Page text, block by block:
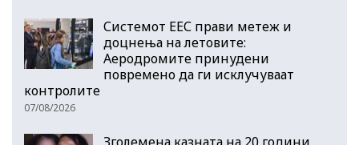
Системот ЕЕС прави метеж и
доцнења на летовите:
Аеродромите принудени
повремено да ги исклучуваат
контролите
07/08/2026
Зголемена казната на 20 години